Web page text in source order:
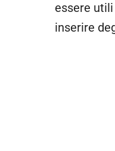
essere
inserire